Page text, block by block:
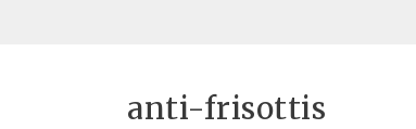
anti-frisottis